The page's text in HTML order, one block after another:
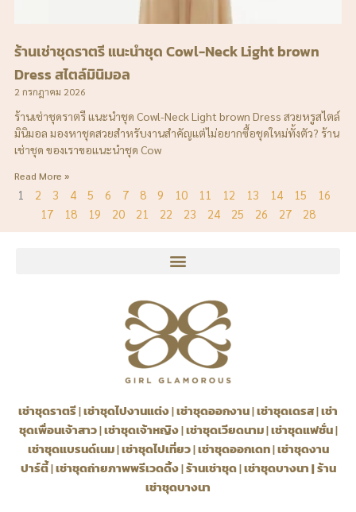
ร้านเช่าชุดราตรี แนะนำชุด Cowl-Neck Light brown
Dress สไตล์มินิมอล
2 กรกฎาคม 2026
ร้านเช่าชุดราตรี แนะนำชุด Cowl-Neck Light brown Dress สวยหรูสไตล์
มินิมอล มองหาชุดสวยสำหรับงานสำคัญแต่ไม่อยากซื้อชุดใหม่ทั้งตัว? ร้าน
เช่าชุด ของเราขอแนะนำชุด Cow
Read More »
1 2 3 4 5 6 7 8 9 10 11 12 13 14 15
16
17
18 19 20 21 22 23 24 25 26 27 28
เช่าชุดราตรี|เช่าชุดไปงานแต่ง|เช่าชุดออกงาน|เช่าชุดเดรส|เช่า
ชุดเพื่อนเจ้าสาว|เช่าชุดเจ้าหญิง|เช่าชุดเวียดนาม|เช่าชุดแฟชั่น|
เช่าชุดแบรนด์เนม|เช่าชุดไปเที่ยว|เช่าชุดออกเดท|เช่าชุดงาน
ปาร์ตี้|เช่าชุดถ่ายภาพพรีเวดดิ้ง|ร้านเช่าชุด|เช่าชุดบางนา|ร้าน
เช่าชุดบางนา